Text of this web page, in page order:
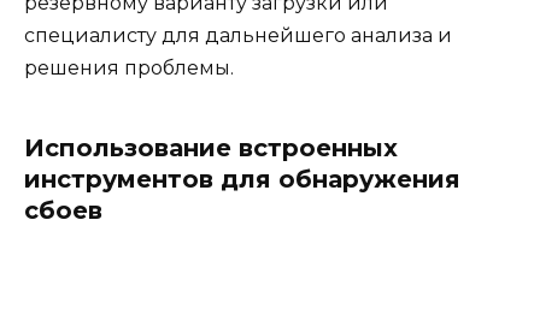
специалисту для дальнейшего анализа и
решения проблемы.
Использование встроенных
инструментов для обнаружения
сбоев